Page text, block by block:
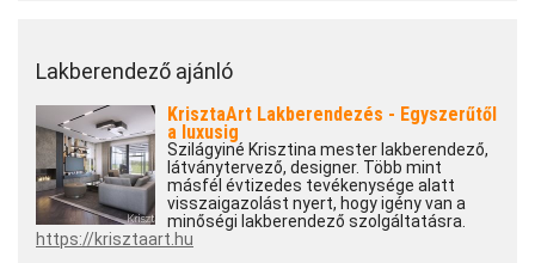
Lakberendező ajánló
KrisztaArt Lakberendezés - Egyszerűtől
a luxusig
Szilágyiné Krisztina mester lakberendező,
látványtervező, designer. Több mint
másfél évtizedes tevékenysége alatt
visszaigazolást nyert, hogy igény van a
minőségi lakberendező szolgáltatásra.
https://krisztaart.hu